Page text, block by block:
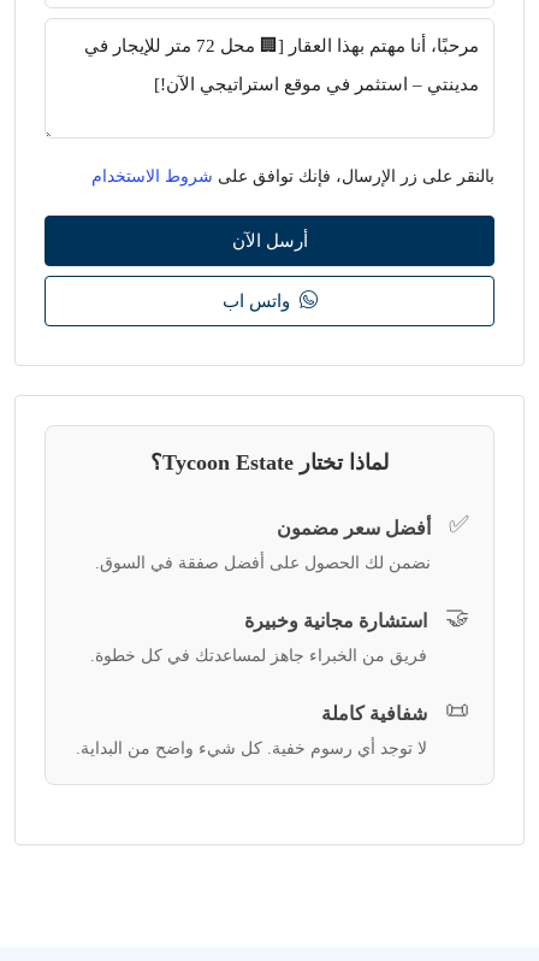
بالنقر على زر الإرسال، فإنك توافق على شروط الاستخدام
أرسل الآن
واتس اب
لماذا تختار Tycoon Estate؟
✅ أفضل سعر مضمون
نضمن لك الحصول على أفضل صفقة في السوق.
🤝 استشارة مجانية وخبيرة
فريق من الخبراء جاهز لمساعدتك في كل خطوة.
📜 شفافية كاملة
لا توجد أي رسوم خفية. كل شيء واضح من البداية.